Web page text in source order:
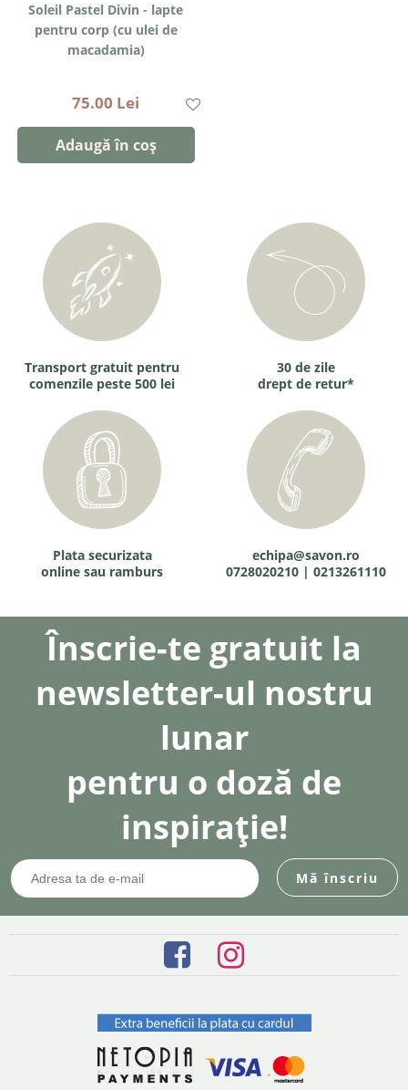
Soleil Pastel Divin - lapte
pentru corp (cu ulei de
macadamia)
75.00 Lei
Adaugă în coș
Transport gratuit pentru
comenzile peste 500 lei
30 de zile
drept de retur*
Plata securizata
online sau ramburs
echipa@savon.ro
0728020210 | 0213261110
Înscrie-te gratuit la
newsletter-ul nostru
lunar
pentru o doză de
inspirație!